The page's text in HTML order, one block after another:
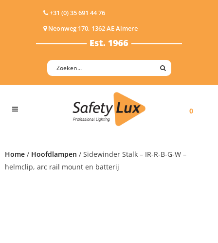
+31 (0) 35 691 44 76
Neonweg 170, 1362 AE Almere
0
Home / Hoofdlampen / Sidewinder Stalk – IR-R-B-G-W –
helmclip, arc rail mount en batterij